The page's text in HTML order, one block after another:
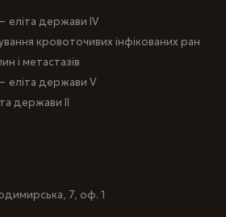
еліта держави IV
кровоточивих інфікованих ран
і метастазів
еліта держави V
держави II
7, оф. 1